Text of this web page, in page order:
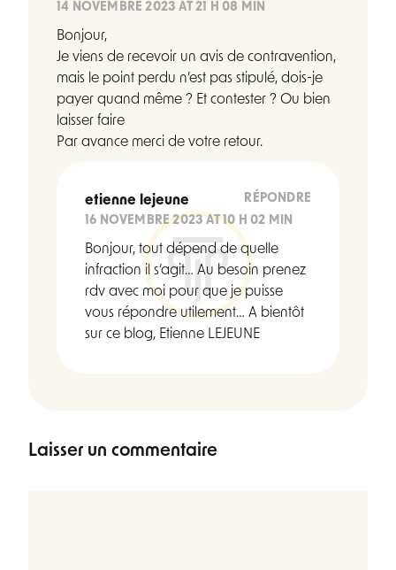
14 NOVEMBRE 2023 AT 21 H 08 MIN
Bonjour,
Je viens de recevoir un avis de contravention,
mais le point perdu n’est pas stipulé, dois-je
payer quand même ? Et contester ? Ou bien
laisser faire
Par avance merci de votre retour.
etienne lejeune
16 NOVEMBRE 2023 AT 10 H 02 MIN
RÉPONDRE
Bonjour, tout dépend de quelle
infraction il s’agit… Au besoin prenez
rdv avec moi pour que je puisse
vous répondre utilement… A bientôt
sur ce blog, Etienne LEJEUNE
Laisser un commentaire